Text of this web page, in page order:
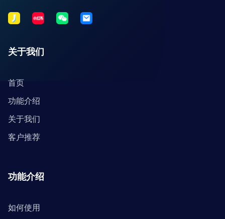
关于我们
首页
功能介绍
关于我们
客户推荐
功能介绍
如何使用